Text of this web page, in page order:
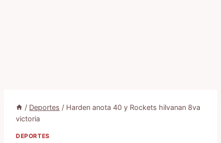
/ Deportes / Harden anota 40 y Rockets hilvanan 8va
victoria
DEPORTES